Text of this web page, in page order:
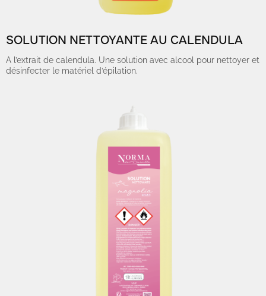
SOLUTION NETTOYANTE AU CALENDULA
A l’extrait de calendula. Une solution avec alcool pour nettoyer et
désinfecter le matériel d’épilation.